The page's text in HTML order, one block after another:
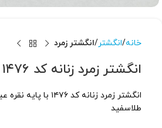
خانه انگشتر انگشتر زمرد
انگشتر زمرد زنانه کد ۱۴۷۶
طلاسفید